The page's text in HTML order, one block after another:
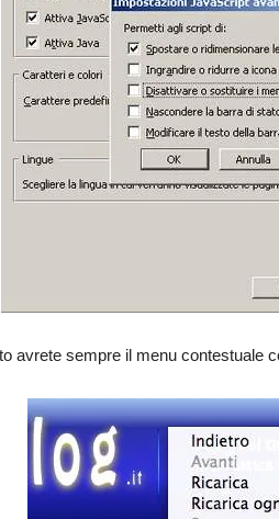
avrete sempre il menu contestuale